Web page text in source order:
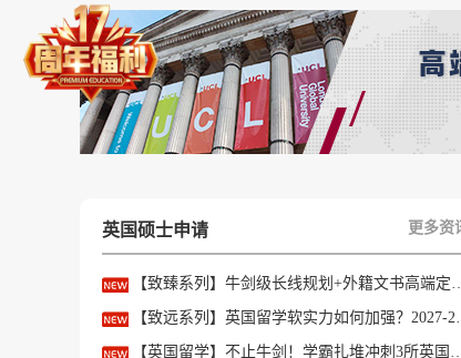
英国硕士申请 更多资
【致臻系列】牛剑级长线规划+外籍
【致远系列】英
【英国留学】不止牛剑！学霸扎堆冲刺3所英